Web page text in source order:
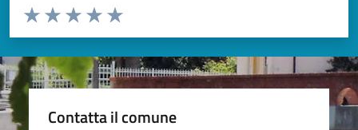
Valuta da 1 a 5 stelle la pagina
Valuta 5 stelle su 5
Valuta 4 stelle su 5
Valuta 3 stelle su 5
Valuta 2 stelle su 5
Valuta 1 stelle su 5
Contatta il comune